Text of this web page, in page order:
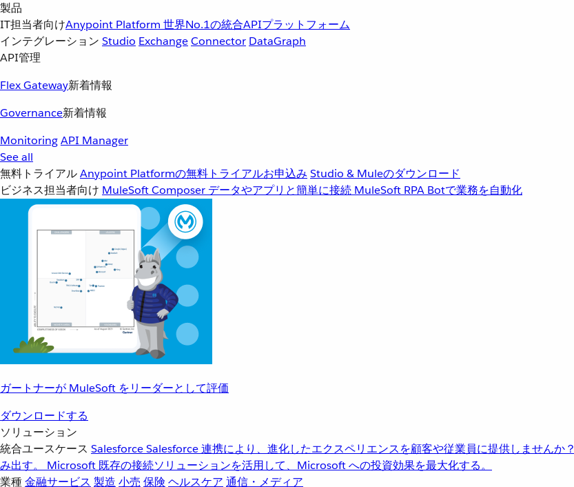
製品
IT担当者向けAnypoint Platform 世界No.1の統合APIプラットフォーム
インテグレーション Studio ExchangeConnector DataGraph
API管理
Flex Gateway新着情報
Governance新着情報
MonitoringAPI Manager
See all
無料トライアルAnypoint Platformの無料トライアルお申込み Studio & Muleのダウンロード
ビジネス担当者向け MuleSoft Composer データやアプリと簡単に接続 MuleSoft RPA Botで業務を自動化
ガートナーが MuleSoft をリーダーとして評価
ダウンロードする
ソリューション
統合ユースケース SalesforceSalesforce 連携により、進化したエクスペリエンスを顧客や従業員に提供しませんか？
み出す。
Microsoft 既存の接続ソリューションを活用して、Microsoft への投資効果を最大化する。
業種金融サービス 製造 小売 保険 ヘルスケア 通信・メディア